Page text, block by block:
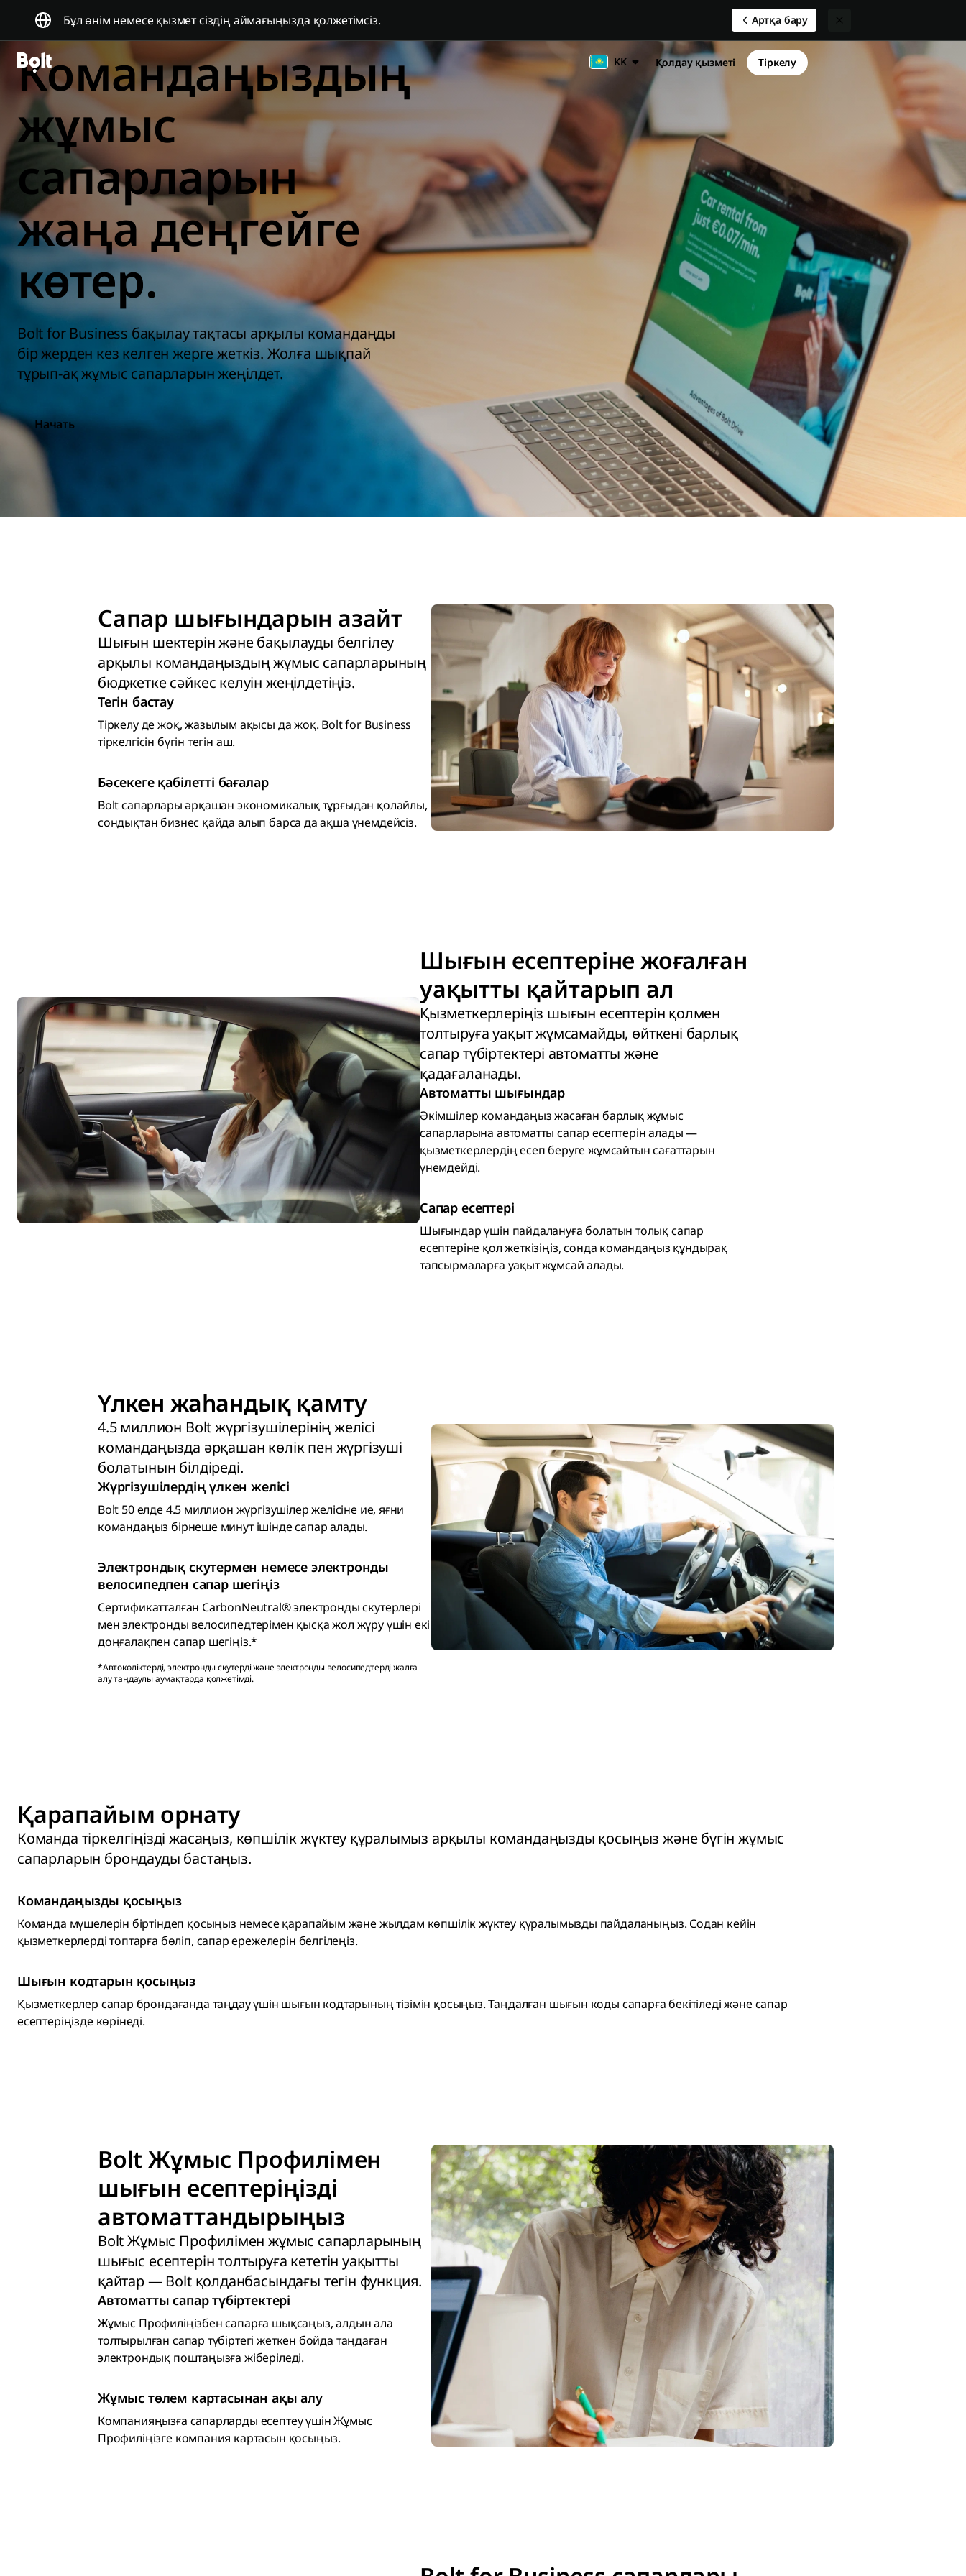
Бұл өнім немесе қызмет сіздің аймағыңызда қолжетімсіз. Артқа бару
KK Қолдау қызметі Тіркелу
Командаңыздың
жұмыс
сапарларын
жаңа деңгейге
көтер.
Bolt for Business бақылау тақтасы арқылы командаңды
бір жерден кез келген жерге жеткіз. Жолға шықпай
тұрып-ақ жұмыс сапарларын жеңілдет.
Начать
Сапар шығындарын азайт
Шығын шектерін және бақылауды белгілеу
арқылы командаңыздың жұмыс сапарларының
бюджетке сәйкес келуін жеңілдетіңіз.
Тегін бастау
Тіркелу де жоқ, жазылым ақысы да жоқ. Bolt for Business
тіркелгісін бүгін тегін аш.
Бәсекеге қабілетті бағалар
Bolt сапарлары әрқашан экономикалық тұрғыдан қолайлы,
сондықтан бизнес қайда алып барса да ақша үнемдейсіз.
Шығын есептеріне жоғалған
уақытты қайтарып ал
Қызметкерлеріңіз шығын есептерін қолмен
толтыруға уақыт жұмсамайды, өйткені барлық
сапар түбіртектері автоматты және
қадағаланады.
Автоматты шығындар
Әкімшілер командаңыз жасаған барлық жұмыс
сапарларына автоматты сапар есептерін алады —
қызметкерлердің есеп беруге жұмсайтын сағаттарын
үнемдейді.
Сапар есептері
Шығындар үшін пайдалануға болатын толық сапар
есептеріне қол жеткізіңіз, сонда командаңыз құндырақ
тапсырмаларға уақыт жұмсай алады.
Үлкен жаһандық қамту
4.5 миллион Bolt жүргізушілерінің желісі
командаңызда әрқашан көлік пен жүргізуші
болатынын білдіреді.
Жүргізушілердің үлкен желісі
Bolt 50 елде 4.5 миллион жүргізушілер желісіне ие, яғни
командаңыз бірнеше минут ішінде сапар алады.
Электрондық скутермен немесе электронды
велосипедпен сапар шегіңіз
Сертификатталған CarbonNeutral® электронды скутерлері
мен электронды велосипедтерімен қысқа жол жүру үшін екі
доңғалақпен сапар шегіңіз.*
*Автокөліктерді, электронды скутерді және электронды велосипедтерді жалға
алу таңдаулы аумақтарда қолжетімді.
Қарапайым орнату
Команда тіркелгіңізді жасаңыз, көпшілік жүктеу құралымыз арқылы командаңызды қосыңыз және бүгін жұмыс
сапарларын брондауды бастаңыз.
Командаңызды қосыңыз
Команда мүшелерін біртіндеп қосыңыз немесе қарапайым және жылдам көпшілік жүктеу құралымызды пайдаланыңыз. Содан кейін
қызметкерлерді топтарға бөліп, сапар ережелерін белгілеңіз.
Шығын кодтарын қосыңыз
Қызметкерлер сапар брондағанда таңдау үшін шығын кодтарының тізімін қосыңыз. Таңдалған шығын коды сапарға бекітіледі және сапар
есептеріңізде көрінеді.
Bolt Жұмыс Профилімен
шығын есептеріңізді
автоматтандырыңыз
Bolt Жұмыс Профилімен жұмыс сапарларының
шығыс есептерін толтыруға кететін уақытты
қайтар — Bolt қолданбасындағы тегін функция.
Автоматты сапар түбіртектері
Жұмыс Профиліңізбен сапарға шықсаңыз, алдын ала
толтырылған сапар түбіртегі жеткен бойда таңдаған
электрондық поштаңызға жіберіледі.
Жұмыс төлем картасынан ақы алу
Компанияңызға сапарларды есептеу үшін Жұмыс
Профиліңізге компания картасын қосыңыз.